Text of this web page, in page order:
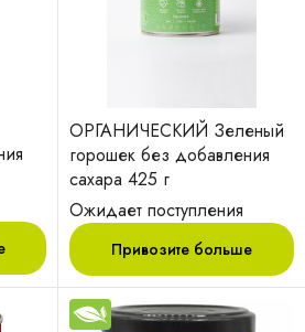
ОРГАНИЧЕСКИЙ Зеленый
горошек без добавления
сахара 425 г
Ожидает поступления
Привозите больше